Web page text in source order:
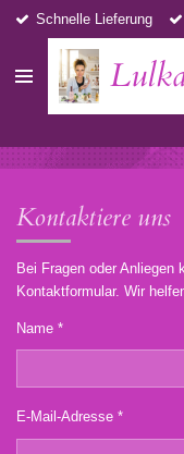
Zum
springen
Schnelle Lieferung
Kontaktiere uns
Bei Fragen oder Anliegen
Kontaktformular. Wir
Name *
E-Mail-Adresse *